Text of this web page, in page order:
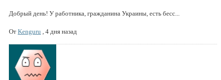
Добрый день! У работника, гражданина Украины, есть бесс...
От Kenguru , 4 дня назад